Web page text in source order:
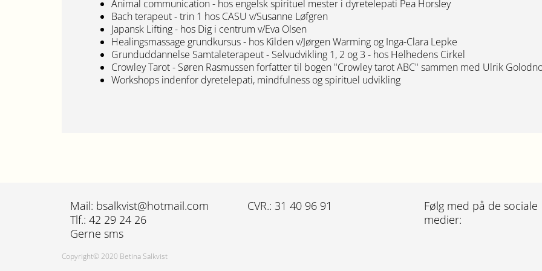
Animal communication - hos engelsk spirituel mester i dyretelepati Pea Horsley
Bach terapeut - trin 1 hos CASU v/Susanne Løfgren
Japansk Lifting - hos Dig i centrum v/Eva Olsen
Healingsmassage grundkursus - hos Kilden v/Jørgen Warming og Inga-Clara Lepke
Grunduddannelse Samtaleterapeut - Selvudvikling 1, 2 og 3 - hos Helhedens Cirkel
Crowley Tarot - Søren Rasmussen forfatter til bogen "Crowley tarot ABC" sammen med Ulrik
Workshops indenfor dyretelepati, mindfulness og spirituel udvikling
Mail: bsalkvist@hotmail.com
Tlf.: 42 29 24 26
Gerne sms
CVR.: 31 40 96 91
Følg med på de sociale
medier:
Copyright© 2020 Betina Salkvist